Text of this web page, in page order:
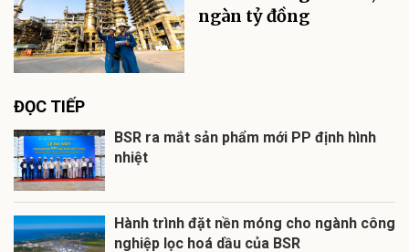
ngàn tỷ đồng
ĐỌC TIẾP
BSR ra mắt sản phẩm mới PP định hình
nhiệt
Hành trình đặt nền móng cho ngành công
nghiệp lọc hoá dầu của BSR